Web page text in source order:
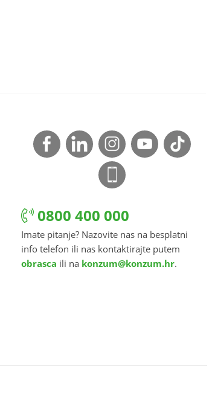
0800 400 000
Imate pitanje? Nazovite nas na besplatni
info telefon ili nas kontaktirajte putem
obrasca ili na konzum@konzum.hr.